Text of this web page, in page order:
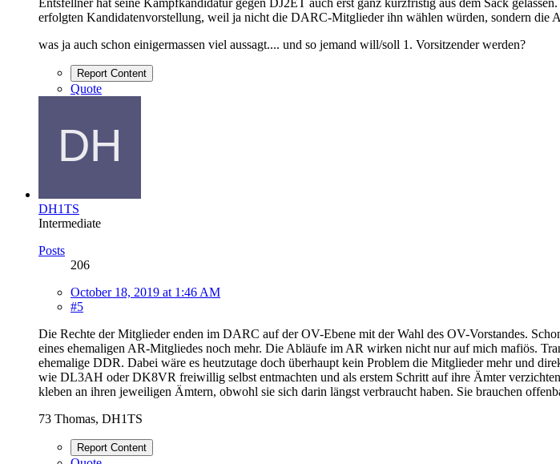
erfolgten Kandidatenvorstellung, weil ja nicht die DARC-Mitglieder ihn wählen würden, sondern die
was ja auch schon einigermassen viel aussagt.... und so jemand will/soll 1. Vorsitzender werden?
Report Content
Quote
DH1TS
Intermediate
Posts
206
October 18, 2019 at 1:46 AM
#5
Die Rechte der Mitglieder enden im DARC auf der OV-Ebene mit der Wahl des OV-Vorstandes.
eines ehemaligen AR-Mitgliedes noch mehr. Die Abläufe im AR wirken nicht nur auf mich mafiös.
ehemalige DDR. Dabei wäre es heutzutage doch überhaupt kein Problem die Mitglieder mehr und
wie DL3AH oder DK8VR freiwillig selbst entmachten und als erstem Schritt auf ihre Ämter
kleben an ihren jeweiligen Ämtern, obwohl sie sich darin längst verbraucht haben. Sie brauchen
73 Thomas, DH1TS
Report Content